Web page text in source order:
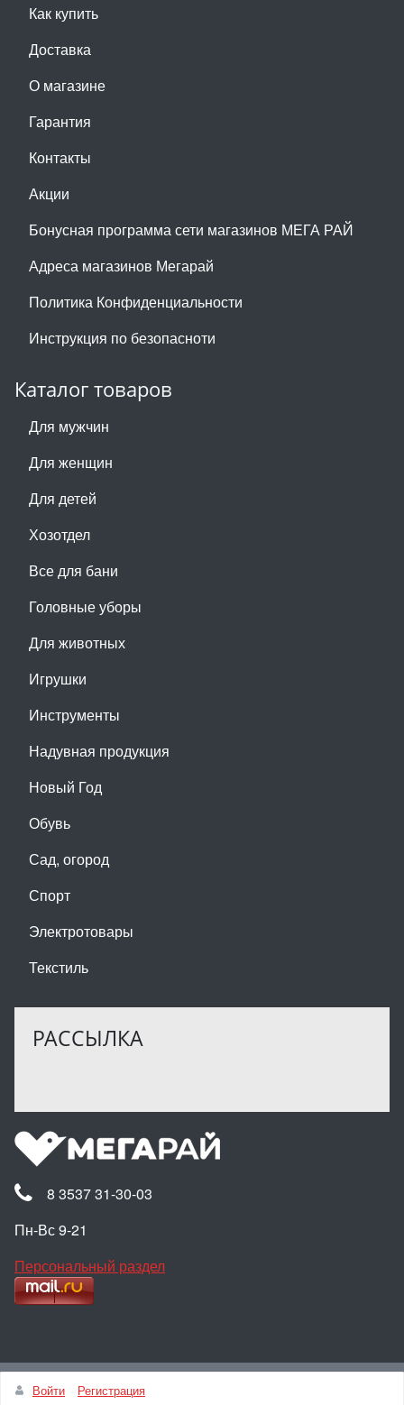
Как купить
Доставка
О магазине
Гарантия
Контакты
Акции
Бонусная программа сети магазинов МЕГА РАЙ
Адреса магазинов Мегарай
Политика Конфиденциальности
Инструкция по безопасноти
Каталог товаров
Для мужчин
Для женщин
Для детей
Хозотдел
Все для бани
Головные уборы
Для животных
Игрушки
Инструменты
Надувная продукция
Новый Год
Обувь
Сад, огород
Спорт
Электротовары
Текстиль
РАССЫЛКА
8 3537 31-30-03
Пн-Вс 9-21
Персональный раздел
Войти
Регистрация